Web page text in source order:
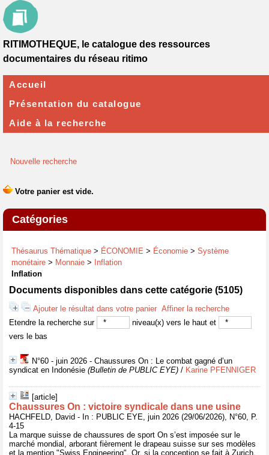
Nouvelle recherche
Catégories
Thésaurus Thématique > ÉCONOMIE > Économie > Système
monétaire > Monnaie >
Inflation
Inflation
Documents disponibles dans cette catégorie (5105)
Ajouter le résultat dans votre panier Affiner la recherche
Etendre la recherche sur
niveau(x) vers le haut et
vers le bas
N°60 - juin 2026 - Chaussures On : Le combat gagné d’un
syndicat en Indonésie (Bulletin de PUBLIC EYE) / Karine PFENNIGER
[article]
Chaussures On : victoire syndicale dans une usine
HACHFELD, David - In : PUBLIC EYE, juin 2026 (29/06/2026), N°60, P.
4-15
La marque suisse de chaussures de sport On s’est imposée sur le
marché mondial, arborant fièrement le drapeau suisse sur ses modèles
et la mention "Swiss Engineering". Or, si la conception se fait à Zurich,
RITIMOTHEQUE, le catalogue des ressources
documentaires du réseau ritimo
Accueil
Présentation du catalogue
Aide à la recherche